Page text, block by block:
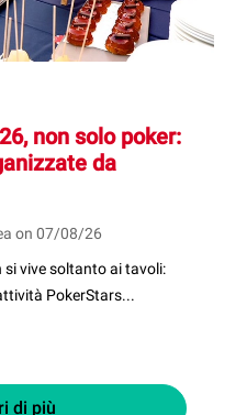
non solo poker:
da
on 07/08/26
si vive soltanto ai tavoli:
PokerStars...
di più